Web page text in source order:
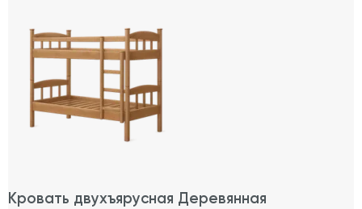
Кровать двухъярусная Деревянная